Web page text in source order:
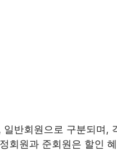
일반회원으로 구분되며,
회원과 준회원은 할인